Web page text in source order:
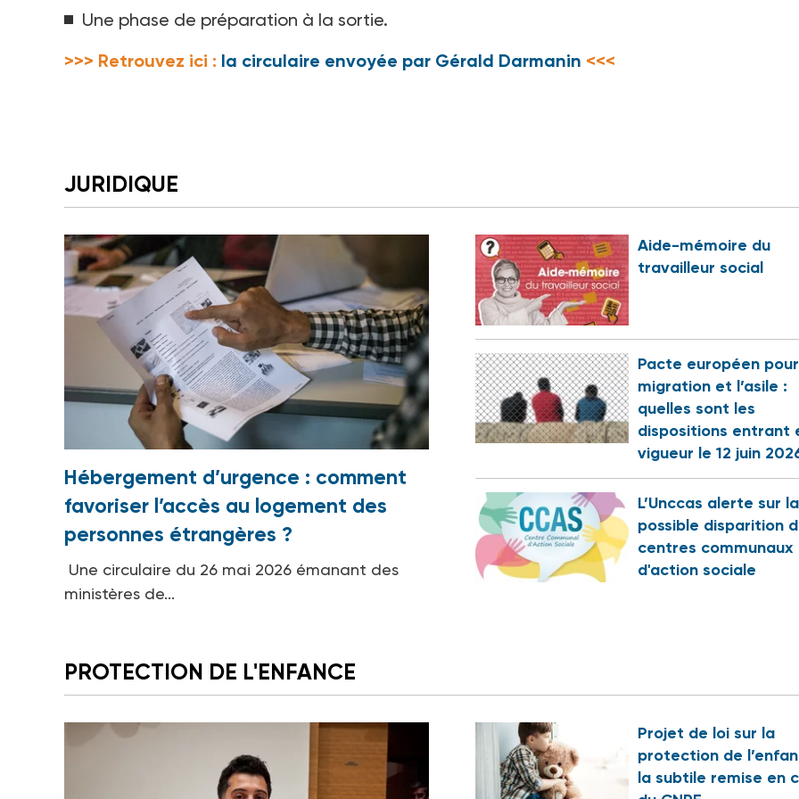
Une phase de préparation à la sortie.
>>> Retrouvez ici : la circulaire envoyée par Gérald Darmanin <<<
JURIDIQUE
Hébergement d’urgence : comment
favoriser l’accès au logement des
personnes étrangères ?
Une circulaire du 26 mai 2026 émanant des
ministères de...
Aide-mémoire du
travailleur social
Pacte européen
migration et l’asile :
quelles sont les
dispositions entrant
vigueur le 12 juin
L’Unccas alerte sur la
possible disparition
centres communaux
d'action sociale
PROTECTION DE L'ENFANCE
Projet de loi sur la
protection de
la subtile remise en